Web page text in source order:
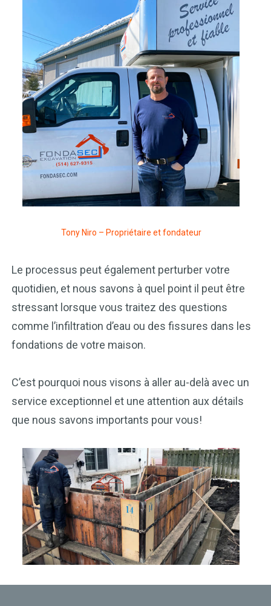
Tony Niro – Propriétaire et fondateur
Le processus peut également perturber votre
quotidien, et nous savons à quel point il peut être
stressant lorsque vous traitez des questions
comme l’infiltration d’eau ou des fissures dans les
fondations de votre maison.
C’est pourquoi nous visons à aller au-delà avec un
service exceptionnel et une attention aux détails
que nous savons importants pour vous!